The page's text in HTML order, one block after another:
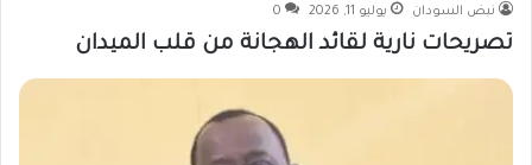
نبض السودان يوليو 11, 2026 0
تصريحات نارية لقائد الهجانة من قلب الميدان